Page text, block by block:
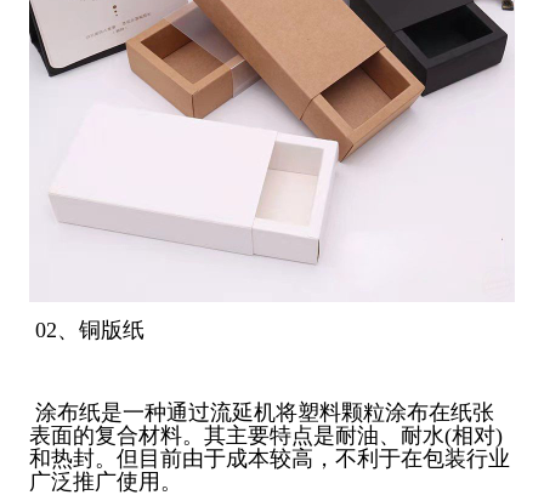
02、铜版纸
涂布纸是一种通过流延机将塑料颗粒涂布在纸张
表面的复合材料。其主要特点是耐油、耐水(相对)
和热封。但目前由于成本较高，不利于在包装行业
广泛推广使用。